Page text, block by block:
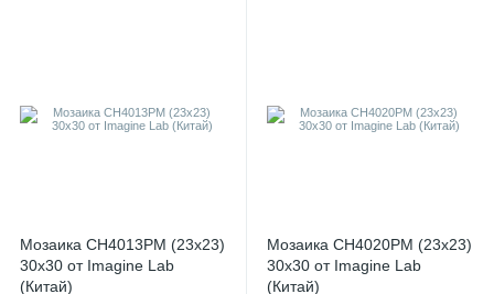
Мозаика CH4013РМ (23x23)
30x30 от Imagine Lab
(Китай)
Мозаика CH4020РМ (23x23)
30x30 от Imagine Lab
(Китай)